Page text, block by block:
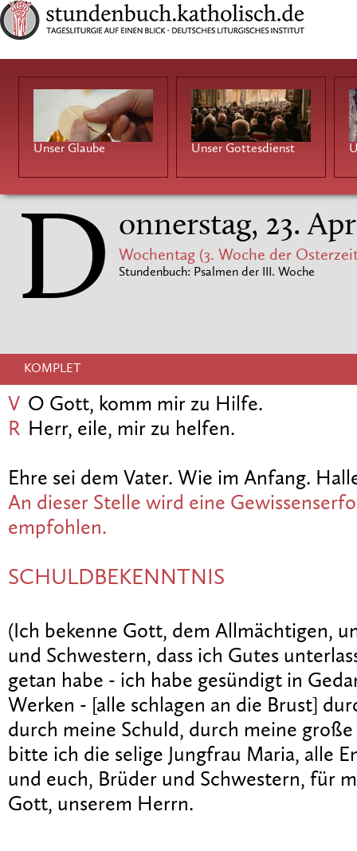
Unser Glaube Unser Gottesdienst
D onnerstag, 23.
Wochentag (3. Woche der
Stundenbuch: Psalmen der III. Woche
KOMPLET
V O Gott, komm mir zu Hilfe.
R Herr, eile, mir zu helfen.
Ehre sei dem Vater. Wie im Anfang.
An dieser Stelle wird eine
empfohlen.
SCHULDBEKENNTNIS
(Ich bekenne Gott, dem Allmächtigen,
und Schwestern, dass ich Gutes
getan habe - ich habe gesündigt in
Werken - [alle schlagen an die Brust]
durch meine Schuld, durch meine
bitte ich die selige Jungfrau Maria, alle
und euch, Brüder und Schwestern, für
Gott, unserem Herrn.